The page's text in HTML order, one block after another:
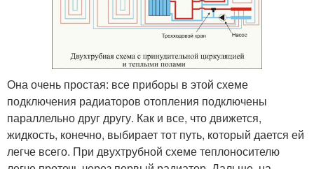
Она очень простая: все приборы в этой схеме
подключения радиаторов отопления подключены
параллельно друг другу. Как и все, что движется,
жидкость, конечно, выбирает тот путь, который дается ей
легче всего. При двухтрубной схеме теплоносителю